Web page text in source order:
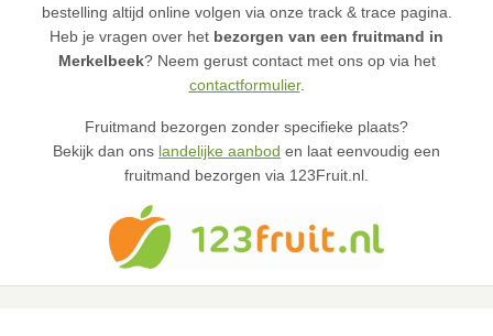
bestelling altijd online volgen via onze track & trace pagina.
Heb je vragen over het bezorgen van een fruitmand in
Merkelbeek? Neem gerust contact met ons op via het
contactformulier.
Fruitmand bezorgen zonder specifieke plaats?
Bekijk dan ons landelijke aanbod en laat eenvoudig een
fruitmand bezorgen via 123Fruit.nl.